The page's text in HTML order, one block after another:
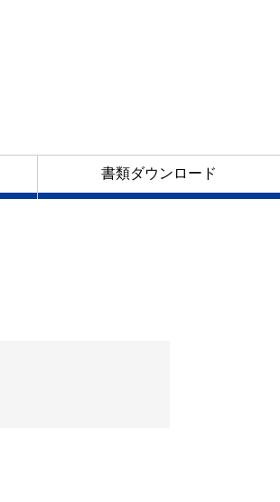
書類ダウンロード